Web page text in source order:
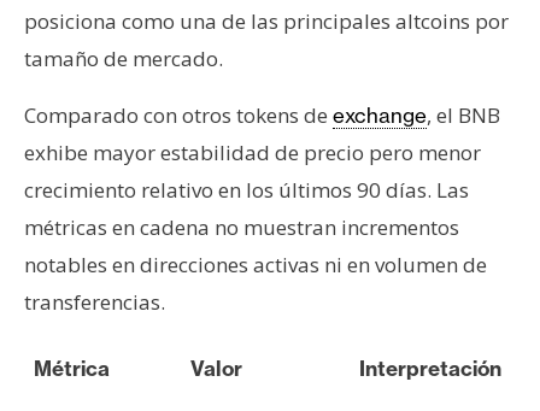
posiciona como una de las principales altcoins por
tamaño de mercado.
Comparado con otros tokens de exchange, el BNB
exhibe mayor estabilidad de precio pero menor
crecimiento relativo en los últimos 90 días. Las
métricas en cadena no muestran incrementos
notables en direcciones activas ni en volumen de
transferencias.
Métrica Valor Interpretación